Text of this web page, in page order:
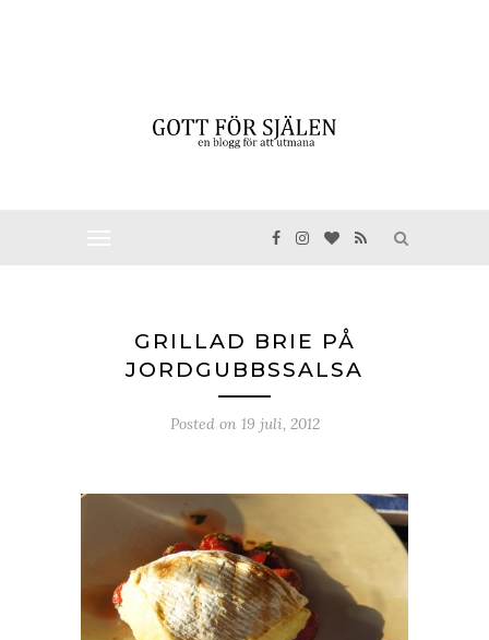
GRILLAD BRIE PÅ
JORDGUBBSSALSA
Posted on 19 juli, 2012